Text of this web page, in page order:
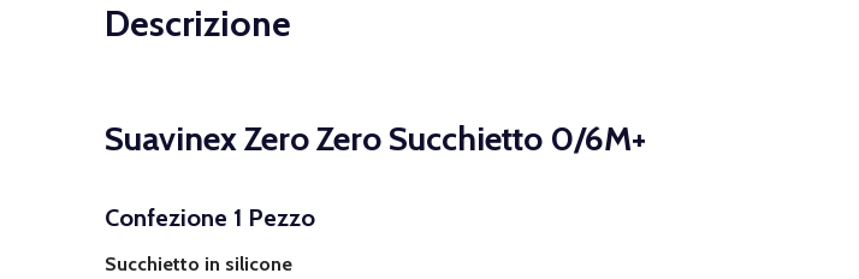
Descrizione
Suavinex Zero Zero Succhietto 0/6M+
Confezione 1 Pezzo
Succhietto in silicone